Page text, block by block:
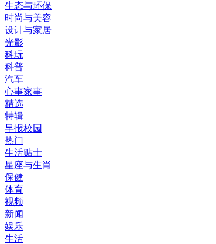
生态与环保
时尚与美容
设计与家居
光影
科玩
科普
汽车
心事家事
精选
特辑
早报校园
热门
生活贴士
星座与生肖
保健
体育
视频
新闻
娱乐
生活